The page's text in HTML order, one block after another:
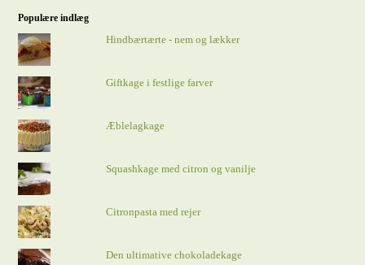
Populære indlæg
Hindbærtærte - nem og lækker
Giftkage i festlige farver
Æblelagkage
Squashkage med citron og vanilje
Citronpasta med rejer
Den ultimative chokoladekage